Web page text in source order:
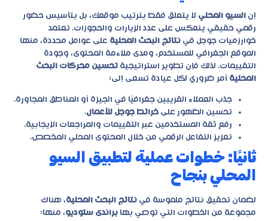
إن السيو المحلي لا يتعلق فقط بترتيب موقعك، بل بتأسيس حضور
رقمي حقيقي ينعكس على عدد الزيارات والحجوزات. تعتمد
خوارزميات جوجل في نتائج البحث المحلية على عوامل محددة، منها
الموقع الجغرافي للمستخدم، ومدى ملاءمة المحتوى، وجودة
التقييمات. لذلك فإن تطوير استراتيجية تحسين محركات البحث
المحلية أمر ضروري لكل عيادة تسعى إلى:
جذب العملاء القريبين جغرافيًا في الجيزة أو المناطق المجاورة.
تحسين الظهور على خرائط جوجل للأعمال.
رفع ثقة المستخدمين عبر التقييمات والمراجعات الإيجابية.
تعزيز التفاعل الرقمي من خلال المحتوى المحلي المخصص.
ثانيًا: خطوات عملية لتطبيق السيو
المحلي بنجاح
لضمان تحقيق نتائج ملموسة في نتائج البحث المحلية، هناك
مجموعة من الخطوات التي توصي بها براندى ستوديو، منها: